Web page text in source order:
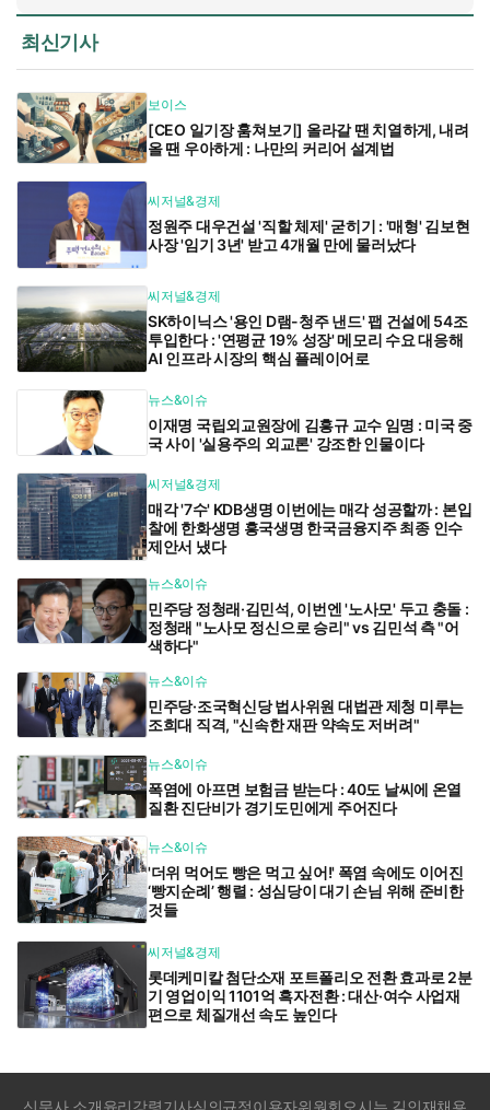
최신기사
보이스
[CEO 일기장 훔쳐보기] 올라갈 땐 치열하게, 내려
올 땐 우아하게 : 나만의 커리어 설계법
씨저널&경제
정원주 대우건설 '직할 체제' 굳히기 : '매형' 김보현
사장 '임기 3년' 받고 4개월 만에 물러났다
씨저널&경제
SK하이닉스 '용인 D램-청주 낸드' 팹 건설에 54조
투입한다 : '연평균 19% 성장' 메모리 수요 대응해
AI 인프라 시장의 핵심 플레이어로
뉴스&이슈
이재명 국립외교원장에 김흥규 교수 임명 : 미국 중
국 사이 '실용주의 외교론' 강조한 인물이다
씨저널&경제
매각 '7수' KDB생명 이번에는 매각 성공할까 : 본입
찰에 한화생명 흥국생명 한국금융지주 최종 인수
제안서 냈다
뉴스&이슈
민주당 정청래·김민석, 이번엔 '노사모' 두고 충돌 :
정청래 "노사모 정신으로 승리" vs 김민석 측 "어
색하다"
뉴스&이슈
민주당·조국혁신당 법사위원 대법관 제청 미루는
조희대 직격, "신속한 재판 약속도 저버려"
뉴스&이슈
폭염에 아프면 보험금 받는다 : 40도 날씨에 온열
질환 진단비가 경기도민에게 주어진다
뉴스&이슈
'더위 먹어도 빵은 먹고 싶어!' 폭염 속에도 이어진
‘빵지순례’ 행렬 : 성심당이 대기 손님 위해 준비한
것들
씨저널&경제
롯데케미칼 첨단소재 포트폴리오 전환 효과로 2분
기 영업이익 1101억 흑자전환 : 대산·여수 사업재
편으로 체질개선 속도 높인다
신문사 소개윤리강령기사심의규정이용자위원회 오시는 길인재채용